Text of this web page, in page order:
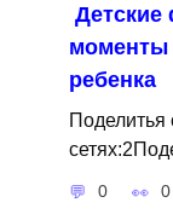
моменты
ребенка
Поделитья
0 0